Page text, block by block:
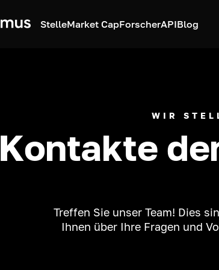
StelleMarket CapForscherAPIBlog
WIR
Kontakte
Treffen Sie unser Team! Dies
Ihnen über Ihre Fragen und